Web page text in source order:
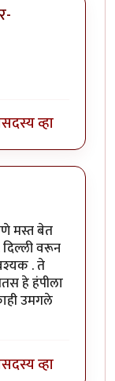
सदस्य व्हा
मस्त बेत
दिल्ली वरून
. ते
हे हंपीला
उमगले
सदस्य व्हा